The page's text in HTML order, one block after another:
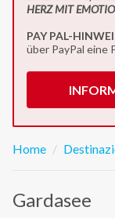
HERZ MIT
PAY PAL-
über PayPal eine
Home
Gardasee